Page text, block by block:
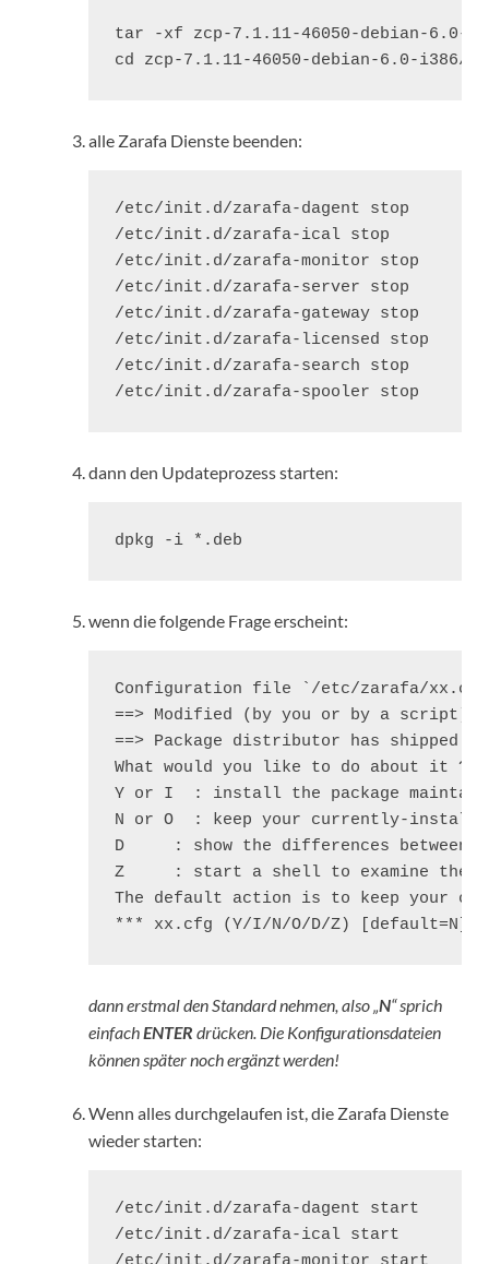
tar -xf zcp-7.1.11-46050-debian-6.0-
cd zcp-7.1.11-46050-debian-6.0-i386/
alle Zarafa Dienste beenden:
/etc/init.d/zarafa-dagent stop
/etc/init.d/zarafa-ical stop
/etc/init.d/zarafa-monitor stop
/etc/init.d/zarafa-server stop
/etc/init.d/zarafa-gateway stop
/etc/init.d/zarafa-licensed stop
/etc/init.d/zarafa-search stop
/etc/init.d/zarafa-spooler stop
dann den Updateprozess starten:
dpkg -i *.deb
wenn die folgende Frage erscheint:
Configuration file `/etc/zarafa/
==> Modified (by you or by a script)
==> Package distributor has shipped
What would you like to do about it ?
Y or I  : install the package
N or O  : keep your currently-
D     : show the differences between
Z     : start a shell to examine the
The default action is to keep your
*** xx.cfg (Y/I/N/O/D/Z) [default=N]
dann erstmal den Standard nehmen, also „N“ sprich
einfachENTER drücken. Die Konfigurationsdateien
können später noch ergänzt werden!
Wenn alles durchgelaufen ist, die Zarafa Dienste
wieder starten:
/etc/init.d/zarafa-dagent start
/etc/init.d/zarafa-ical start